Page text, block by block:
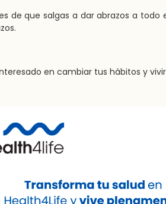
de que salgas a dar abrazos a
en cambiar tus hábitos y